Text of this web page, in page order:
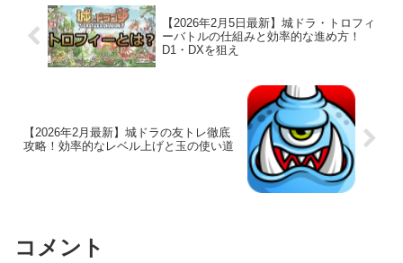
【2026年2月5日最新】城ドラ・トロフィ
ーバトルの仕組みと効率的な進め方！
D1・DXを狙え
【2026年2月最新】城ドラの友トレ徹底
攻略！効率的なレベル上げと玉の使い道
コメント